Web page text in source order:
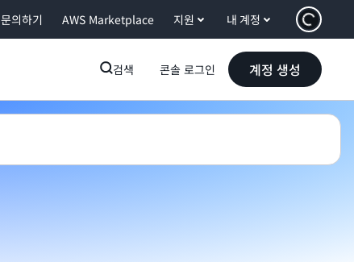
문의하기 AWS Marketplace 지원 내 계정
검색 콘솔 로그인 계정 생성